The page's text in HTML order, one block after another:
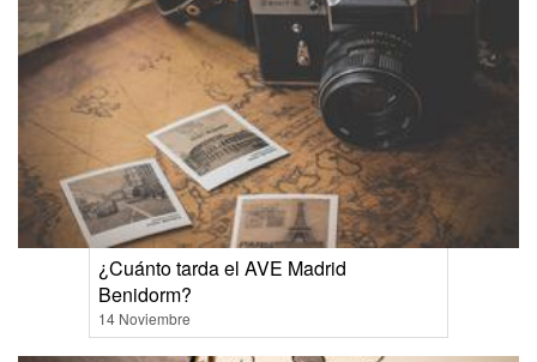
¿Cuánto tarda el AVE Madrid
Benidorm?
14 Noviembre